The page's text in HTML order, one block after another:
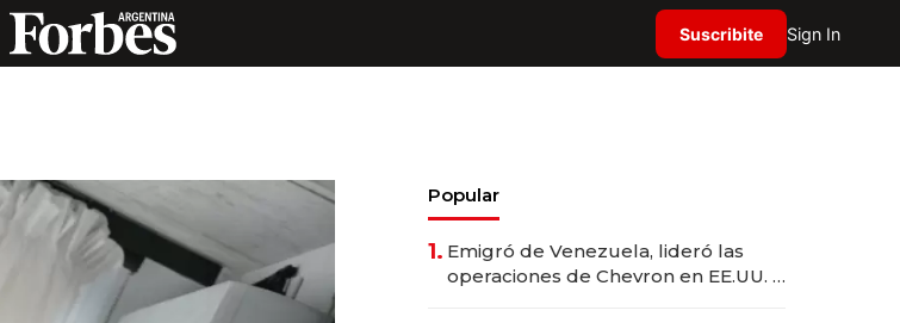
Suscribite Sign In
Popular
1. Emigró de Venezuela, lideró las
operaciones de Chevron en EE.UU. y